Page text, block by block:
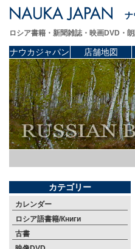
ナ
ロシア書籍・新聞雑誌・映画DVD・
ナウカジャパン 店舗地図
カテゴリー
カレンダー
ロシア語書籍/Книги
古書